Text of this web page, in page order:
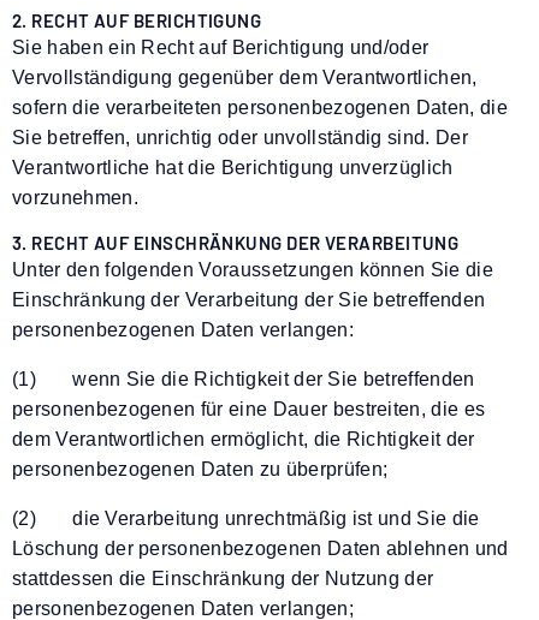
2. RECHT AUF BERICHTIGUNG
Sie haben ein Recht auf Berichtigung und/oder
Vervollständigung gegenüber dem Verantwortlichen,
sofern die verarbeiteten personenbezogenen Daten, die
Sie betreffen, unrichtig oder unvollständig sind. Der
Verantwortliche hat die Berichtigung unverzüglich
vorzunehmen.
3. RECHT AUF EINSCHRÄNKUNG DER VERARBEITUNG
Unter den folgenden Voraussetzungen können Sie die
Einschränkung der Verarbeitung der Sie betreffenden
personenbezogenen Daten verlangen:
(1) wenn Sie die Richtigkeit der Sie betreffenden
personenbezogenen für eine Dauer bestreiten, die es
dem Verantwortlichen ermöglicht, die Richtigkeit der
personenbezogenen Daten zu überprüfen;
(2) die Verarbeitung unrechtmäßig ist und Sie die
Löschung der personenbezogenen Daten ablehnen und
stattdessen die Einschränkung der Nutzung der
personenbezogenen Daten verlangen;